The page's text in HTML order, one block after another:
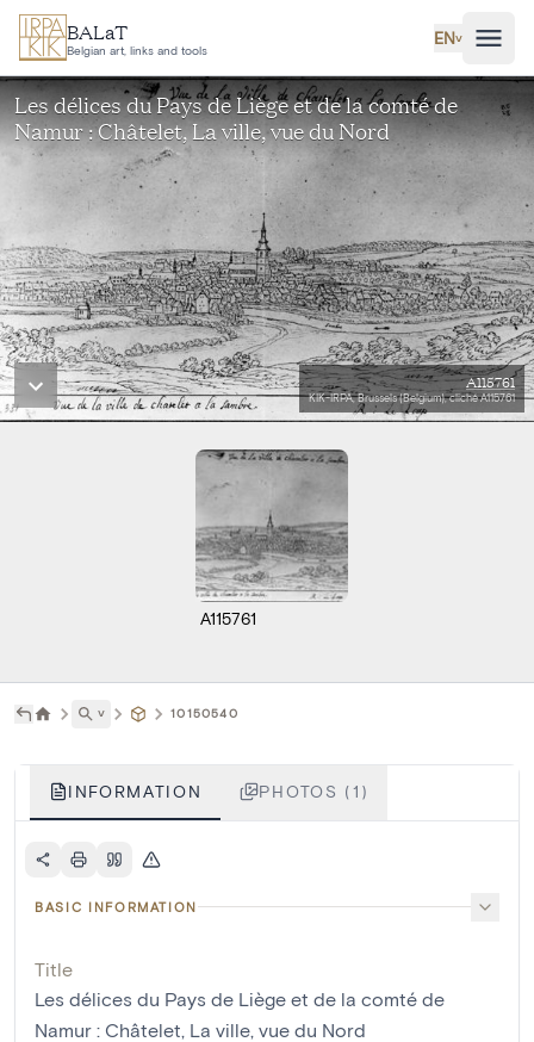
Skip to main content
BALaT
Belgian art, links and tools
EN˅
Les délices du Pays de Liège et de la comté de
Namur : Châtelet, La ville, vue du Nord
A115761
KIK-IRPA, Brussels (Belgium), cliché A115761
A115761
˅ 10150540
INFORMATION PHOTOS (1)
BASIC INFORMATION
Title
Les délices du Pays de Liège et de la comté de
Namur : Châtelet, La ville, vue du Nord